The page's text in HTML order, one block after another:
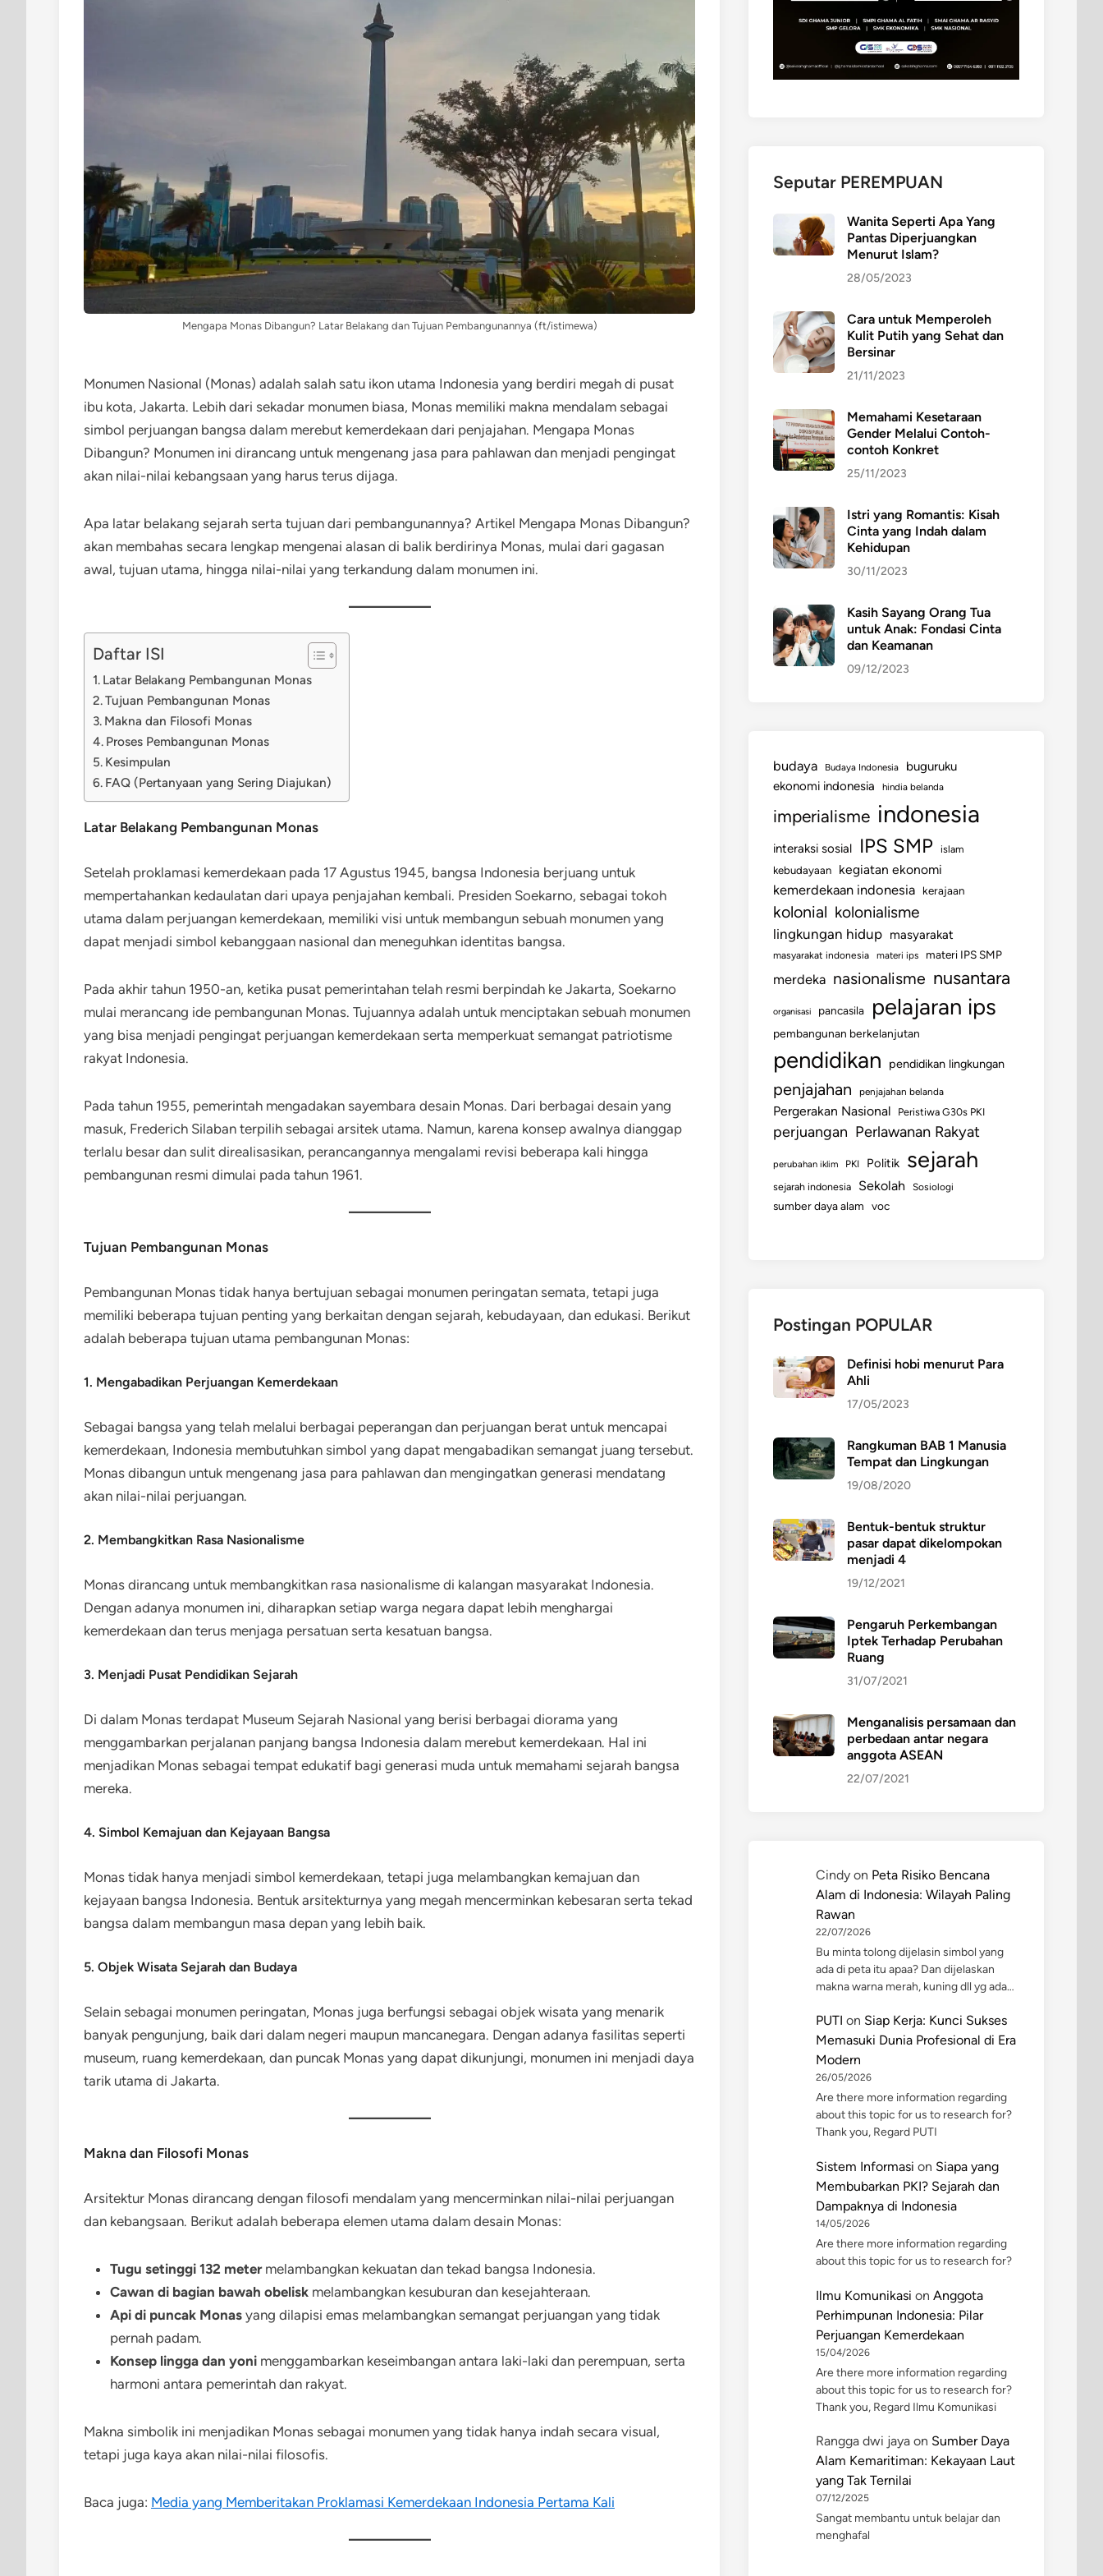
Mengapa Monas Dibangun? Latar Belakang dan Tujuan Pembangunannya (ft/istimewa)
Monumen Nasional (Monas) adalah salah satu ikon utama Indonesia yang berdiri megah di pusat
ibu kota, Jakarta. Lebih dari sekadar monumen biasa, Monas memiliki makna mendalam sebagai
simbol perjuangan bangsa dalam merebut kemerdekaan dari penjajahan. Mengapa Monas
Dibangun? Monumen ini dirancang untuk mengenang jasa para pahlawan dan menjadi pengingat
akan nilai-nilai kebangsaan yang harus terus dijaga.
Apa latar belakang sejarah serta tujuan dari pembangunannya? Artikel Mengapa Monas Dibangun?
akan membahas secara lengkap mengenai alasan di balik berdirinya Monas, mulai dari gagasan
awal, tujuan utama, hingga nilai-nilai yang terkandung dalam monumen ini.
Daftar ISI
Latar Belakang Pembangunan Monas
Tujuan Pembangunan Monas
Makna dan Filosofi Monas
Proses Pembangunan Monas
Kesimpulan
FAQ (Pertanyaan yang Sering Diajukan)
Latar Belakang Pembangunan Monas
Setelah proklamasi kemerdekaan pada 17 Agustus 1945, bangsa Indonesia berjuang untuk
mempertahankan kedaulatan dari upaya penjajahan kembali. Presiden Soekarno, sebagai tokoh
utama dalam perjuangan kemerdekaan, memiliki visi untuk membangun sebuah monumen yang
dapat menjadi simbol kebanggaan nasional dan meneguhkan identitas bangsa.
Pada akhir tahun 1950-an, ketika pusat pemerintahan telah resmi berpindah ke Jakarta, Soekarno
mulai merancang ide pembangunan Monas. Tujuannya adalah untuk menciptakan sebuah monumen
yang bisa menjadi pengingat perjuangan kemerdekaan serta memperkuat semangat patriotisme
rakyat Indonesia.
Pada tahun 1955, pemerintah mengadakan sayembara desain Monas. Dari berbagai desain yang
masuk, Frederich Silaban terpilih sebagai arsitek utama. Namun, karena konsep awalnya dianggap
terlalu besar dan sulit direalisasikan, perancangannya mengalami revisi beberapa kali hingga
pembangunan resmi dimulai pada tahun 1961.
Tujuan Pembangunan Monas
Pembangunan Monas tidak hanya bertujuan sebagai monumen peringatan semata, tetapi juga
memiliki beberapa tujuan penting yang berkaitan dengan sejarah, kebudayaan, dan edukasi. Berikut
adalah beberapa tujuan utama pembangunan Monas:
1. Mengabadikan Perjuangan Kemerdekaan
Sebagai bangsa yang telah melalui berbagai peperangan dan perjuangan berat untuk mencapai
kemerdekaan, Indonesia membutuhkan simbol yang dapat mengabadikan semangat juang tersebut.
Monas dibangun untuk mengenang jasa para pahlawan dan mengingatkan generasi mendatang
akan nilai-nilai perjuangan.
2. Membangkitkan Rasa Nasionalisme
Monas dirancang untuk membangkitkan rasa nasionalisme di kalangan masyarakat Indonesia.
Dengan adanya monumen ini, diharapkan setiap warga negara dapat lebih menghargai
kemerdekaan dan terus menjaga persatuan serta kesatuan bangsa.
3. Menjadi Pusat Pendidikan Sejarah
Di dalam Monas terdapat Museum Sejarah Nasional yang berisi berbagai diorama yang
menggambarkan perjalanan panjang bangsa Indonesia dalam merebut kemerdekaan. Hal ini
menjadikan Monas sebagai tempat edukatif bagi generasi muda untuk memahami sejarah bangsa
mereka.
4. Simbol Kemajuan dan Kejayaan Bangsa
Monas tidak hanya menjadi simbol kemerdekaan, tetapi juga melambangkan kemajuan dan
kejayaan bangsa Indonesia. Bentuk arsitekturnya yang megah mencerminkan kebesaran serta tekad
bangsa dalam membangun masa depan yang lebih baik.
5. Objek Wisata Sejarah dan Budaya
Selain sebagai monumen peringatan, Monas juga berfungsi sebagai objek wisata yang menarik
banyak pengunjung, baik dari dalam negeri maupun mancanegara. Dengan adanya fasilitas seperti
museum, ruang kemerdekaan, dan puncak Monas yang dapat dikunjungi, monumen ini menjadi daya
tarik utama di Jakarta.
Makna dan Filosofi Monas
Arsitektur Monas dirancang dengan filosofi mendalam yang mencerminkan nilai-nilai perjuangan
dan kebangsaan. Berikut adalah beberapa elemen utama dalam desain Monas:
Tugu setinggi 132 metermelambangkan kekuatan dan tekad bangsa Indonesia.
Cawan di bagian bawah obelisk melambangkan kesuburan dan kesejahteraan.
Api di puncak Monas yang dilapisi emas melambangkan semangat perjuangan yang tidak
pernah padam.
Konsep lingga dan yoni menggambarkan keseimbangan antara laki-laki dan perempuan, serta
harmoni antara pemerintah dan rakyat.
Makna simbolik ini menjadikan Monas sebagai monumen yang tidak hanya indah secara visual,
tetapi juga kaya akan nilai-nilai filosofis.
Baca juga: Media yang Memberitakan Proklamasi Kemerdekaan Indonesia Pertama Kali
Seputar PEREMPUAN
Wanita Seperti Apa Yang
Pantas Diperjuangkan
Menurut Islam?
28/05/2023
Cara untuk Memperoleh
Kulit Putih yang Sehat dan
Bersinar
21/11/2023
Memahami Kesetaraan
Gender Melalui Contoh-
contoh Konkret
25/11/2023
Istri yang Romantis: Kisah
Cinta yang Indah dalam
Kehidupan
30/11/2023
Kasih Sayang Orang Tua
untuk Anak: Fondasi Cinta
dan Keamanan
09/12/2023
budaya Budaya Indonesia
buguruku
ekonomi indonesia
hindia belanda
imperialisme indonesia
interaksi sosial IPS SMP
islam
kebudayaan
kegiatan ekonomi
kemerdekaan indonesia kerajaan
kolonial kolonialisme
lingkungan hidup masyarakat
masyarakat indonesia materi ips materi IPS SMP
merdeka nasionalisme nusantara
organisasi pancasila pelajaran ips
pembangunan berkelanjutan
pendidikan pendidikan lingkungan
penjajahan penjajahan belanda
Pergerakan Nasional Peristiwa G30s PKI
perjuangan Perlawanan Rakyat
perubahan iklim PKI Politik sejarah
sejarah indonesia Sekolah Sosiologi
sumber daya alam voc
Postingan POPULAR
Definisi hobi menurut Para
Ahli
17/05/2023
Rangkuman BAB 1 Manusia
Tempat dan Lingkungan
19/08/2020
Bentuk-bentuk struktur
pasar dapat dikelompokan
menjadi 4
19/12/2021
Pengaruh Perkembangan
Iptek Terhadap Perubahan
Ruang
31/07/2021
Menganalisis persamaan dan
perbedaan antar negara
anggota ASEAN
22/07/2021
Cindy on Peta Risiko Bencana
Alam di Indonesia: Wilayah Paling
Rawan
22/07/2026
Bu minta tolong dijelasin simbol yang
ada di peta itu apaa? Dan dijelaskan
makna warna merah, kuning dll yg ada…
PUTI on Siap Kerja: Kunci Sukses
Memasuki Dunia Profesional di Era
Modern
26/05/2026
Are there more information regarding
about this topic for us to research for?
Thank you, Regard PUTI
Sistem Informasi on Siapa yang
Membubarkan PKI? Sejarah dan
Dampaknya di Indonesia
14/05/2026
Are there more information regarding
about this topic for us to research for?
Ilmu Komunikasi on Anggota
Perhimpunan Indonesia: Pilar
Perjuangan Kemerdekaan
15/04/2026
Are there more information regarding
about this topic for us to research for?
Thank you, Regard Ilmu Komunikasi
Rangga dwi jaya on Sumber Daya
Alam Kemaritiman: Kekayaan Laut
yang Tak Ternilai
07/12/2025
Sangat membantu untuk belajar dan
menghafal